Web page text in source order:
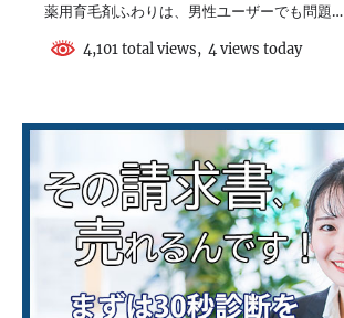
薬用育毛剤ふわりは、男性ユーザーでも問題…
4,101 total views, 4 views today